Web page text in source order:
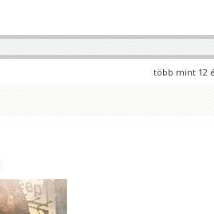
több mint 12